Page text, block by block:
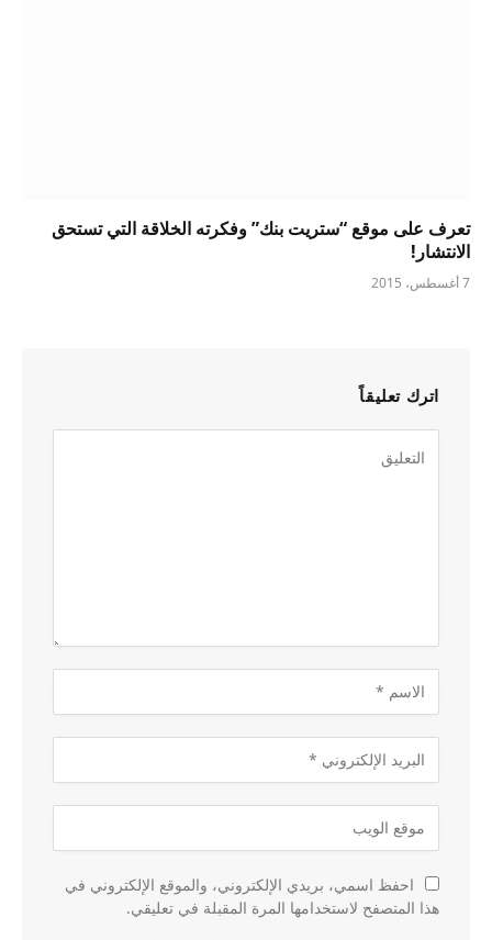
تعرف على موقع “ستريت بنك” وفكرته الخلاقة التي تستحق
الانتشار!
7 أغسطس، 2015
اترك تعليقاً
احفظ اسمي، بريدي الإلكتروني، والموقع الإلكتروني في
هذا المتصفح لاستخدامها المرة المقبلة في تعليقي.